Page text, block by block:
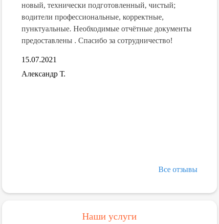
новый, технически подготовленный, чистый;
водители профессиональные, корректные,
пунктуальные. Необходимые отчётные документы
предоставлены . Спасибо за сотрудничество!
15.07.2021
Александр Т.
Все отзывы
Наши услуги